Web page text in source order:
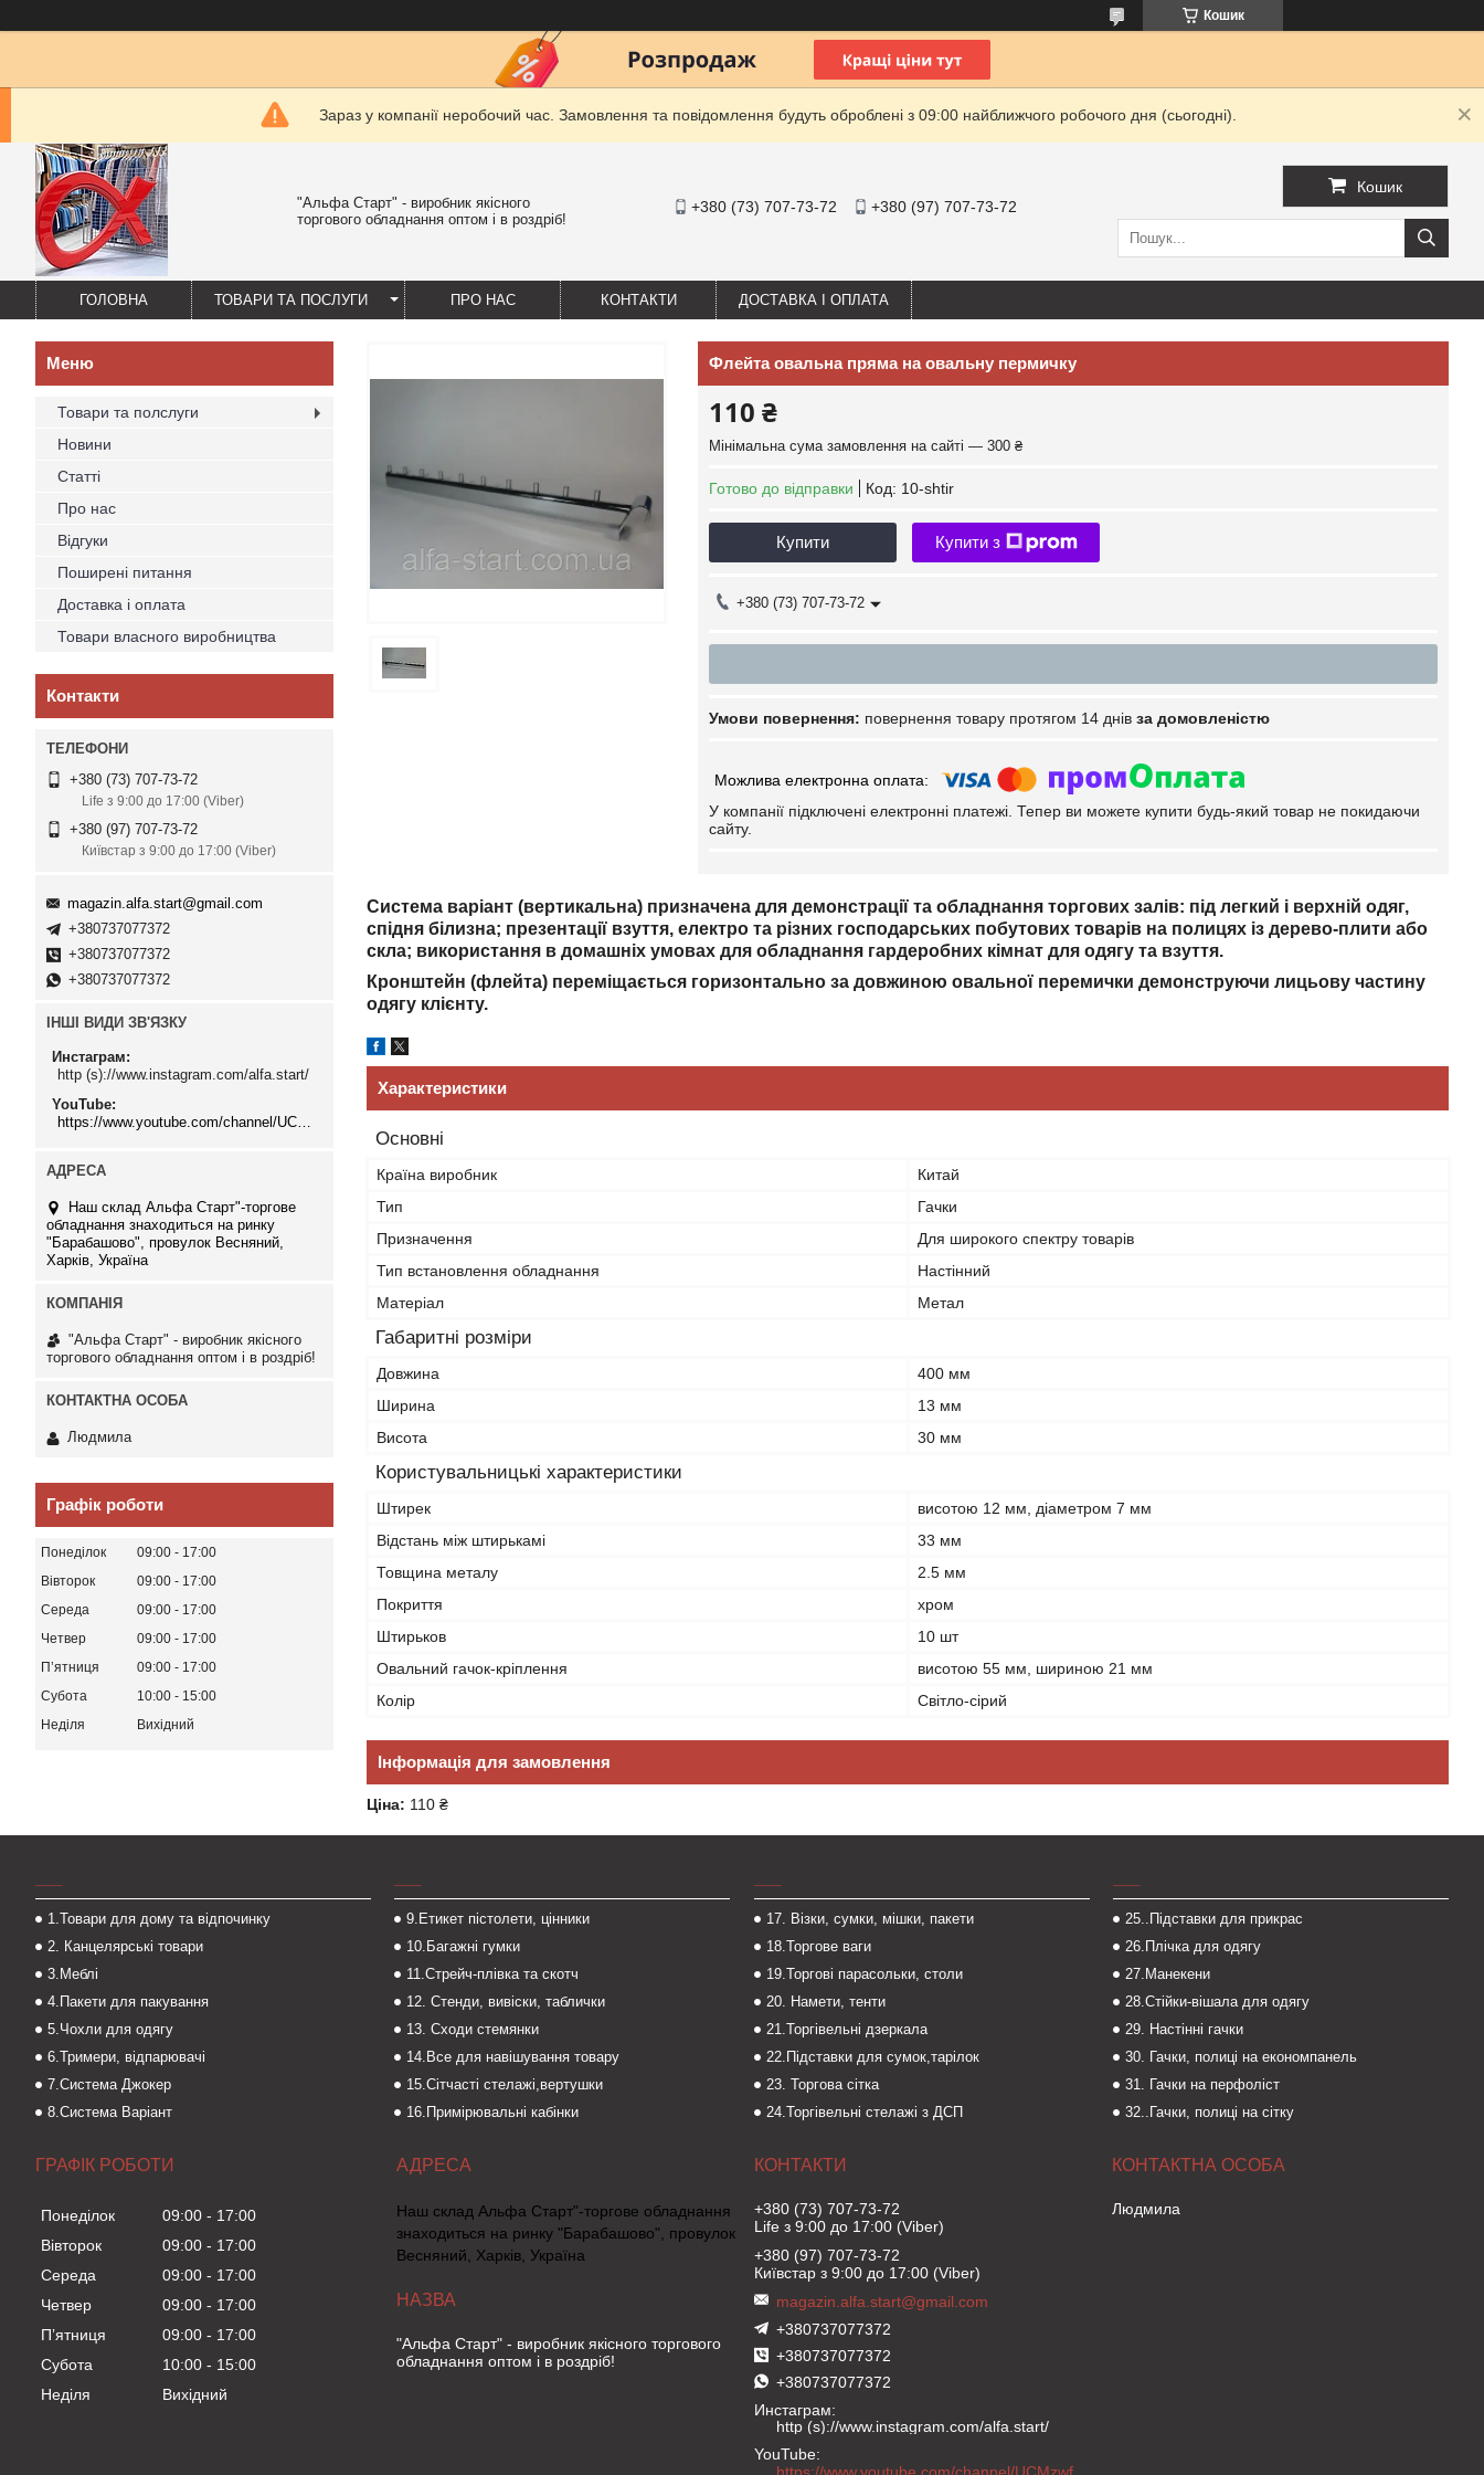
Кошик
Зараз у компанії неробочий час. Замовлення та повідомлення будуть оброблені з 09:00 найближчого робочого дня (сьогодні).
"Альфа Старт" - виробник якісного
торгового обладнання оптом і в роздріб!
+380 (73) 707-73-72 +380 (97) 707-73-72
Кошик
ГОЛОВНА ТОВАРИ ТА ПОСЛУГИ ПРО НАС КОНТАКТИ ДОСТАВКА І ОПЛАТА
Флейта овальна пряма на овальну пермичку
110 ₴
Мінімальна сума замовлення на сайті — 300 ₴
Готово до відправки Код: 10-shtir
Купити Купити з
+380 (73) 707-73-72
повернення товару протягом 14 днів за домовленістю
У компанії підключені електронні платежі. Тепер ви можете купити будь-який товар не покидаючи
сайту.
Система варіант (вертикальна) призначена для демонстрації та обладнання торгових залів: під легкий і верхній одяг,
спідня білизна; презентації взуття, електро та різних господарських побутових товарів на полицях із дерево-плити або
скла; використання в домашніх умовах для обладнання гардеробних кімнат для одягу та взуття.
Кронштейн (флейта) переміщається горизонтально за довжиною овальної перемички демонструючи лицьову частину
одягу клієнту.
Характеристики
Основні
Країна виробник
Китай
Тип
Гачки
Призначення
Для широкого спектру товарів
Тип встановлення обладнання
Настінний
Матеріал
Метал
Габаритні розміри
Довжина
400 мм
Ширина
13 мм
Висота
30 мм
Користувальницькі характеристики
Штирек
висотою 12 мм, діаметром 7 мм
Відстань між штирькамі
33 мм
Товщина металу
2.5 мм
Покриття
хром
Штирьков
10 шт
Овальний гачок-кріплення
висотою 55 мм, шириною 21 мм
Колір
Світло-сірий
Інформація для замовлення
Ціна: 110 ₴
Товари та полслуги
Новини
Статті
Про нас
Відгуки
Поширені питання
Доставка і оплата
Товари власного виробництва
Контакти
+380 (73) 707-73-72
Life з 9:00 до 17:00 (Viber)
+380 (97) 707-73-72
Київстар з 9:00 до 17:00 (Viber)
magazin.alfa.start@gmail.com
+380737077372
+380737077372
+380737077372
ІНШІ ВИДИ ЗВ'ЯЗКУ
Инстаграм
http (s)://www.instagram.com/alfa.start/
YouTube
Наш склад Альфа Старт"-торгове
обладнання знаходиться на ринку
"Барабашово", провулок Весняний,
Харків, Україна
"Альфа Старт" - виробник якісного
торгового обладнання оптом і в роздріб!
Людмила
Графік роботи
Понеділок 09:00
17:00
Вівторок
09:00
17:00
Середа
09:00
17:00
Четвер
09:00
17:00
Пʼятниця
09:00
17:00
Субота
10:00
15:00
Неділя
Вихідний
1.Товари для дому та відпочинку
2. Канцелярські товари
3.Меблі
4.Пакети для пакування
5.Чохли для одягу
6.Тримери, відпарювачі
7.Система Джокер
8.Система Варіант
9.Етикет пістолети, цінники
10.Багажні гумки
11.Стрейч-плівка та скотч
12. Стенди, вивіски, таблички
13. Сходи стемянки
14.Все для навішування товару
15.Сітчасті стелажі,вертушки
16.Примірювальні кабінки
17. Візки, сумки, мішки, пакети
18.Торгове ваги
19.Торгові парасольки, столи
20. Намети, тенти
21.Торгівельні дзеркала
22.Підставки для сумок,тарілок
23. Торгова сітка
24.Торгівельні стелажі з ДСП
25..Підставки для прикрас
26.Плічка для одягу
27.Манекени
28.Стійки-вішала для одягу
29. Настінні гачки
30. Гачки, полиці на економпанель
31. Гачки на перфоліст
32..Гачки, полиці на сітку
ГРАФІК РОБОТИ
Понеділок 09:00
17:00
Вівторок
09:00
17:00
Середа
09:00
17:00
Четвер
09:00
17:00
Пʼятниця
09:00
17:00
Субота
10:00
15:00
Неділя
Вихідний
Наш склад Альфа Старт"-торгове обладнання
знаходиться на ринку "Барабашово", провулок
Весняний, Харків, Україна
"Альфа Старт" - виробник якісного торгового
обладнання оптом і в роздріб!
+380 (73) 707-73-72
Life з 9:00 до 17:00 (Viber)
+380 (97) 707-73-72
Київстар з 9:00 до 17:00 (Viber)
magazin.alfa.start@gmail.com
+380737077372
+380737077372
+380737077372
Инстаграм
http (s)://www.instagram.com/alfa.start/
YouTube
Людмила